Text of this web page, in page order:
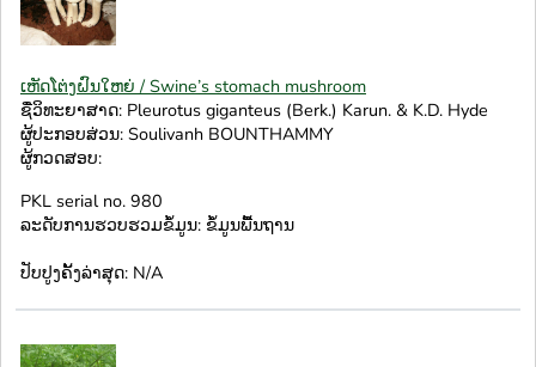
ເຫັດໂຕ່ງຝົນໃຫຍ່ / Swine’s stomach mushroom
ຊື່ວິທະຍາສາດ: Pleurotus giganteus (Berk.) Karun. & K.D. Hyde
ຜູ້ປະກອບສ່ວນ: Soulivanh BOUNTHAMMY
ຜູ້ກວດສອບ:
PKL serial no. 980
ລະດັບການຮວບຮວມຂໍ້ມູນ: ຂໍ້ມູນພື້ນຖານ
ປັບປູງຄັ້ງລ່າສຸດ: N/A